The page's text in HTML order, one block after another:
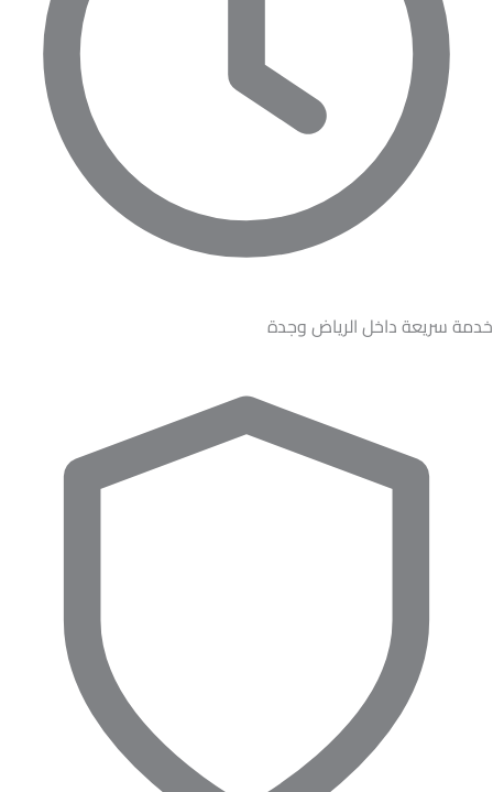
خدمة سريعة داخل الرياض وجدة